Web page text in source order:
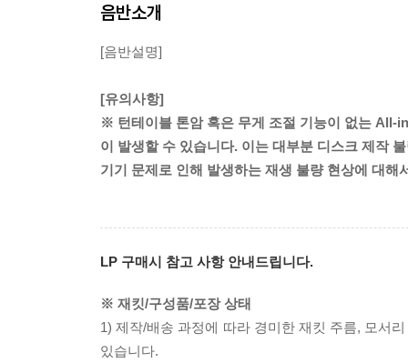
음반소개
[음반설명]
[유의사항]
※ 턴테이블 톤암 혹은 무게 조절 기능이 없는 All-
이 발생할 수 있습니다. 이는 대부분 디스크 제작
기기 문제로 인해 발생하는 재생 불량 현상에 대
LP 구매시 참고 사항 안내드립니다.
※ 재킷/구성품/포장 상태
1) 제작/배송 과정에 따라 경미한 재킷 주름, 모서
있습니다.